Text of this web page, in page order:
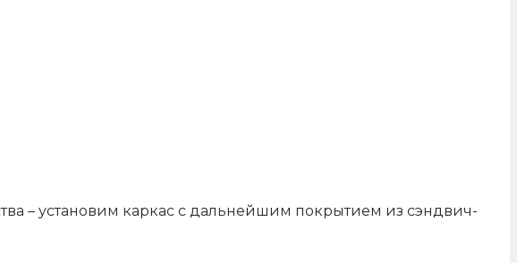
– установим каркас с дальнейшим покрытием из сэндвич-